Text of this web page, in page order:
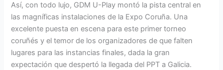
Así, con todo lujo, GDM U-Play montó la pista central en
las magníficas instalaciones de la Expo Coruña. Una
excelente puesta en escena para este primer torneo
coruñés y el temor de los organizadores de que falten
lugares para las instancias finales, dada la gran
expectación que despertó la llegada del PPT a Galicia.